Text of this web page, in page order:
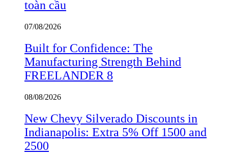
toàn cầu
07/08/2026
Built for Confidence: The
Manufacturing Strength Behind
FREELANDER 8
08/08/2026
New Chevy Silverado Discounts in
Indianapolis: Extra 5% Off 1500 and
2500